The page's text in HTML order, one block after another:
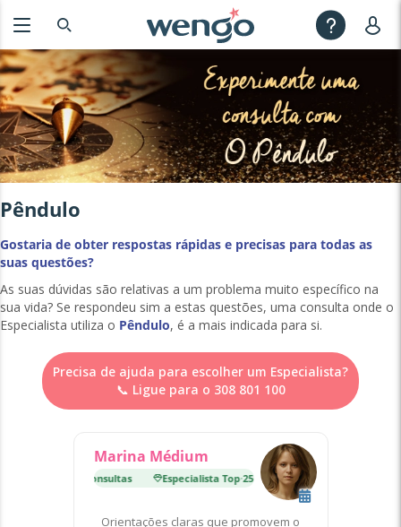
Pêndulo
Gostaria de obter respostas rápidas e precisas para todas as
suas questões?
As suas dúvidas são relativas a um problema muito específico na
sua vida? Se respondeu sim a estas questões, uma consulta onde o
Especialista utiliza o Pêndulo, é a mais indicada para si.
Precisa de ajuda para escolher um Especialista?
📞 Ligue para o 308 801 100
Marina Médium
25 000 Consultas Especialista Top·25 000 Consultas
Orientações claras que promovem o